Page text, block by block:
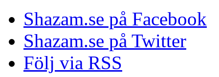
Shazam.se på Facebook
Shazam.se på Twitter
Följ via RSS